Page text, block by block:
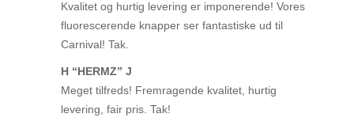
Kvalitet og hurtig levering er imponerende! Vores
fluorescerende knapper ser fantastiske ud til
Carnival! Tak.
H “HERMZ” J
Meget tilfreds! Fremragende kvalitet, hurtig
levering, fair pris. Tak!